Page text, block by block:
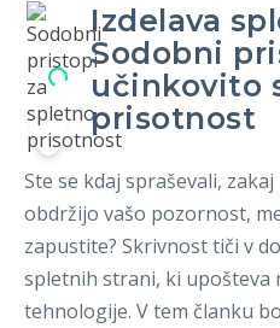
Izdelava
Sodobni
učinkovito
prisotnost
Ste se kdaj spraševali,
obdržijo vašo pozornost,
zapustite? Skrivnost tiči v
spletnih strani, ki upošteva
tehnologije. V tem članku